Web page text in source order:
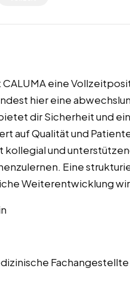
eine
hier eine
dir Sicherheit und
auf Qualität und
und
Eine
Weiterentwicklung